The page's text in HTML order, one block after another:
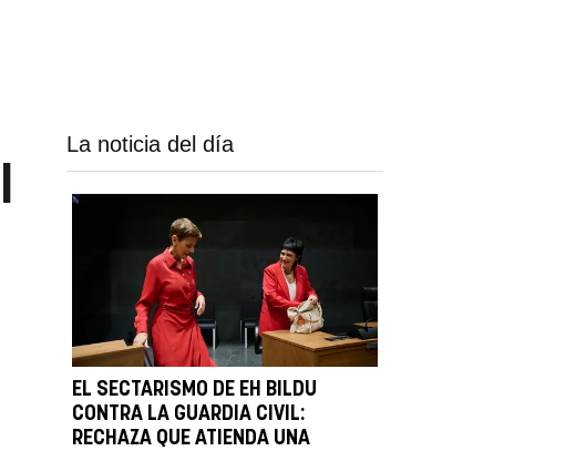
La noticia del día
EL SECTARISMO DE EH BILDU
CONTRA LA GUARDIA CIVIL:
RECHAZA QUE ATIENDA UNA